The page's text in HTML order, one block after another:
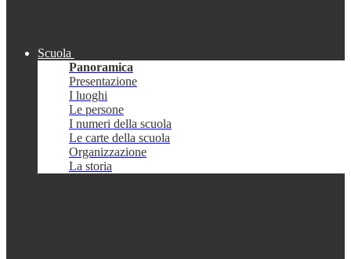
Scuola
Panoramica
Presentazione
I luoghi
Le persone
I numeri della scuola
Le carte della scuola
Organizzazione
La storia